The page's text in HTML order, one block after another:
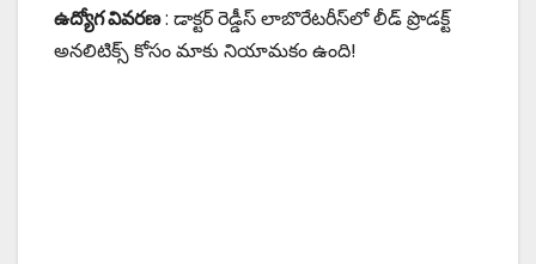
ఉద్యోగ వివరణ: డాక్టర్ రెడ్డీస్ లాబొరేటరీస్‌లో లీడ్ ప్రొడక్ట్
అనలిటిక్స్ కోసం మాకు నియామకం ఉంది!